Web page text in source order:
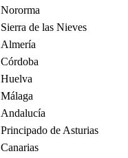
Nororma
Sierra de las Nieves
Almería
Córdoba
Huelva
Málaga
Andalucía
Principado de Asturias
Canarias